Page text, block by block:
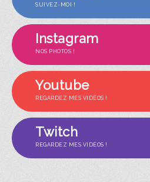
SUIVEZ-MOI !
Instagram
NOS PHOTOS !
Youtube
REGARDEZ MES VIDÉOS !
Twitch
REGARDEZ MES VIDÉOS !